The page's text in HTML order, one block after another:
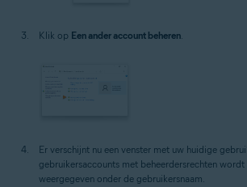
Klik op Een ander account beheren.
Er verschijnt nu een venster met uw huidige
gebruikersaccounts met beheerdersrechten wordt
weergegeven onder de gebruikersnaam.